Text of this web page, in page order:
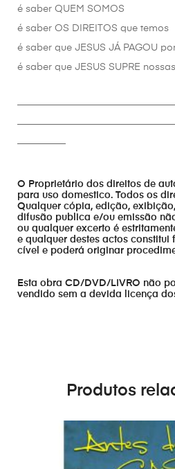
é saber QUEM SOMOS
é saber OS DIREITOS que temos
é saber que JESUS JÁ PAGOU
é saber que JESUS SUPRE
O Proprietário dos direitos de
para uso domestico. Todos os
Qualquer cópia, edição,
difusão publica e/ou emissão
ou qualquer excerto é
e qualquer destes actos
cível e poderá originar
Esta obra CD/DVD/LIVRO não
vendido sem a devida licença
Produtos